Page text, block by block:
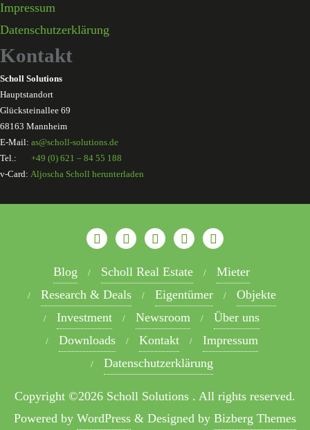
Impressum
Datenschutzerklärung
Kontakt
Scholl Solutions
Hauptstandort
Glücksteinallee 69
68163 Mannheim
E-Mail: as@scholl-solutions.de
Tel.: +49 (0) 621 – 84 55 188
v-Card: Aljoscha Scholl herunterladen
Blog Scholl Real Estate
Mieter
Research & Deals
Eigentümer
Objekte
Investment
Newsroom
Über uns
Downloads
Kontakt
Impressum
Datenschutzerklärung
Copyright ©2026 Scholl Solutions . All rights reserved.
Powered by WordPress & Designed by Bizberg Themes